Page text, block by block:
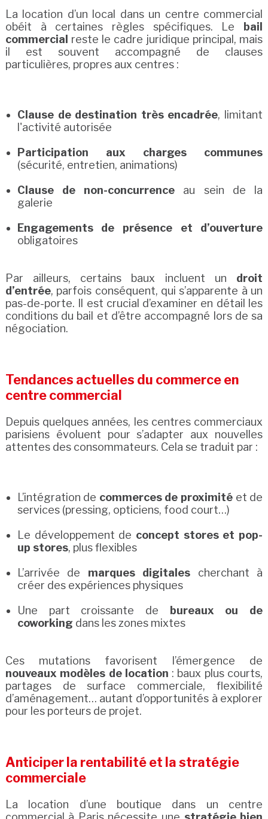
La location d’un local dans un centre commercial
obéit à certaines règles spécifiques. Le
bail
commercial reste le cadre juridique principal, mais
il est souvent accompagné de clauses
particulières, propres aux centres :
Clause de destination très encadrée, limitant
l'activité autorisée
Participation aux charges communes
(sécurité, entretien, animations)
Clause de non-concurrence au sein de la
galerie
Engagements de présence et d’ouverture
obligatoires
Par ailleurs, certains baux incluent un droit
d’entrée, parfois conséquent, qui s’apparente à un
pas-de-porte. Il est crucial d’examiner en détail les
conditions du bail et d’être accompagné lors de sa
négociation.
Tendances actuelles du commerce en
centre commercial
Depuis quelques années, les centres commerciaux
parisiens évoluent pour s’adapter aux nouvelles
attentes des consommateurs. Cela se traduit par :
L’intégration de commerces de proximité et de
services (pressing, opticiens, food court…)
Le développement de concept stores et pop-
up stores, plus flexibles
L’arrivée de marques digitales cherchant à
créer des expériences physiques
Une part croissante de
bureaux ou de
coworking dans les zones mixtes
Ces mutations favorisent l’émergence de
nouveaux modèles de location : baux plus courts,
partages de surface commerciale, flexibilité
d’aménagement… autant d’opportunités à explorer
pour les porteurs de projet.
Anticiper la rentabilité et la stratégie
commerciale
La location d’une boutique dans un centre